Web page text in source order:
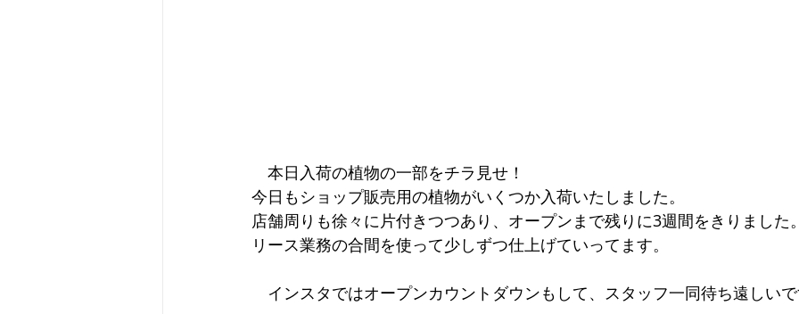
本日入荷の植物の一部をチラ見せ！
今日もショップ販売用の植物がいくつか入荷いたしました。
店舗周りも徐々に片付きつつあり、オープンまで残りに3週間をきりました
リース業務の合間を使って少しずつ仕上げていってます。
インスタではオープンカウントダウンもして、スタッフ一同待ち遠しい